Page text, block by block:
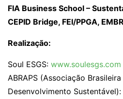
FIA Business School –
CEPID Bridge, FEI/PPGA,
Realização:
Soul ESGS: www.soulesgs.com
ABRAPS (Associação
Desenvolvimento Sustentável):